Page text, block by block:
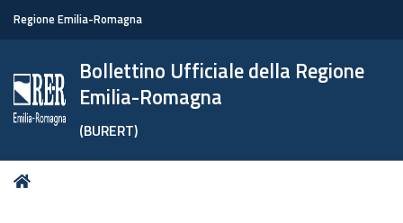
Regione Emilia-Romagna
Bollettino Ufficiale della Regione
Emilia-Romagna
(BURERT)
Tu